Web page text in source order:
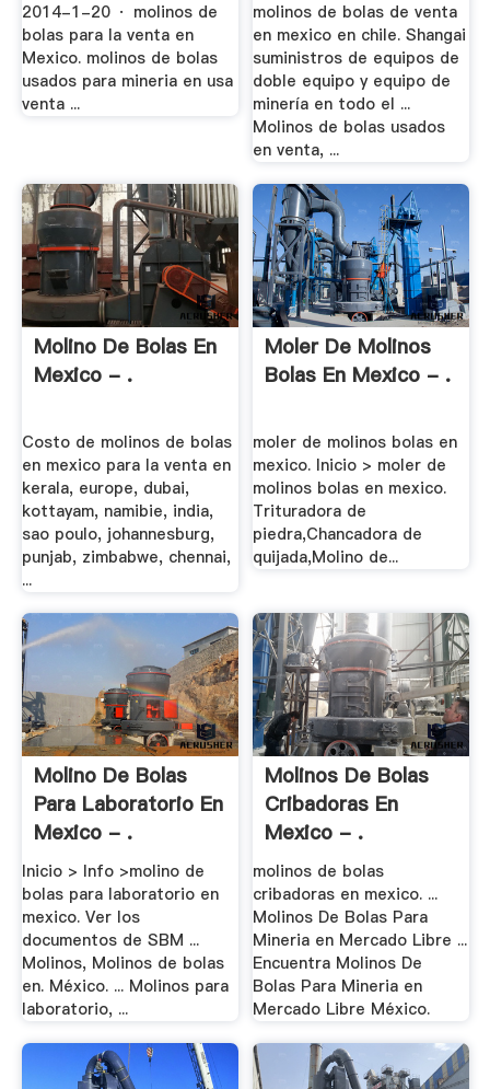
2014-1-20 · molinos de
bolas para la venta en
Mexico. molinos de bolas
usados para mineria en usa
venta ...
molinos de bolas de venta
en mexico en chile. Shangai
suministros de equipos de
doble equipo y equipo de
minería en todo el ...
Molinos de bolas usados
en venta, ...
Molino De Bolas En
Mexico - .
Costo de molinos de bolas
en mexico para la venta en
kerala, europe, dubai,
kottayam, namibie, india,
sao poulo, johannesburg,
punjab, zimbabwe, chennai,
...
Moler De Molinos
Bolas En Mexico - .
moler de molinos bolas en
mexico. Inicio > moler de
molinos bolas en mexico.
Trituradora de
piedra,Chancadora de
quijada,Molino de...
Molino De Bolas
Para Laboratorio En
Mexico - .
Inicio > Info >molino de
bolas para laboratorio en
mexico. Ver los
documentos de SBM ...
Molinos, Molinos de bolas
en. México. ... Molinos para
laboratorio, ...
Molinos De Bolas
Cribadoras En
Mexico - .
molinos de bolas
cribadoras en mexico. ...
Molinos De Bolas Para
Mineria en Mercado Libre ...
Encuentra Molinos De
Bolas Para Mineria en
Mercado Libre México.